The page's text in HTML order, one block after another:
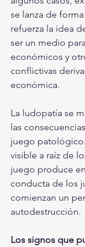
se lanza de
refuerza la idea
ser un medio
económicos y
conflictivas
económica.
La ludopatía se
las
juego
visible a raíz de
juego produce
conducta de los
comienzan un
autodestrucción.
Los signos que